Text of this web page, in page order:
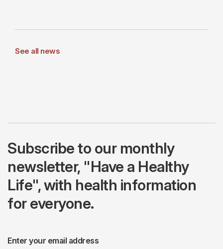
See all news
Subscribe to our monthly
newsletter, "Have a Healthy
Life", with health information
for everyone.
Enter your email address